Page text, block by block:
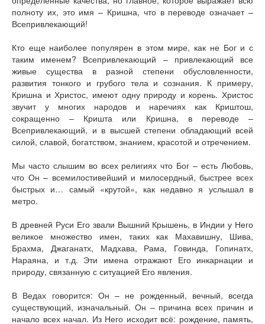
полноту их, это имя – Кришна, что в переводе означает –
Всепривлекающий!
Кто еще наиболее популярен в этом мире, как не Бог и с
таким именем? Всепривлекающий – привлекающий все
живые существа в разной степени обусловленности,
развития тонкого и грубого тела и сознания. К примеру,
Кришна и Христос, имеют одну природу и корень. Христос
звучит у многих народов и наречиях как Криштош,
сокращенно – Кришта или Кришна, в переводе –
Всепривлекающий, и в высшей степени обладающий всей
силой, славой, богатством, знанием, красотой и отречением.
Мы часто слышим во всех религиях что Бог – есть Любовь,
что Он – всемилостивейший и милосердный, быстрее всех
быстрых и… самый «крутой», как недавно я услышал в
метро.
В древней Руси Его звали Вышний Крышень, в Индии у Него
великое множество имен, таких как Махавишну, Шива,
Брахма, Джаганатх, Мадхава, Рама, Говинда, Гопинатх,
Нараяна, и т.д. Эти имена отражают Его инкарнации и
природу, связанную с ситуацией Его явления.
В Ведах говорится: Он – не рожденный, вечный, всегда
существующий, изначальный. Он – причина всех причин и
начало всех начал. Из Него исходит всё: рождение, память,